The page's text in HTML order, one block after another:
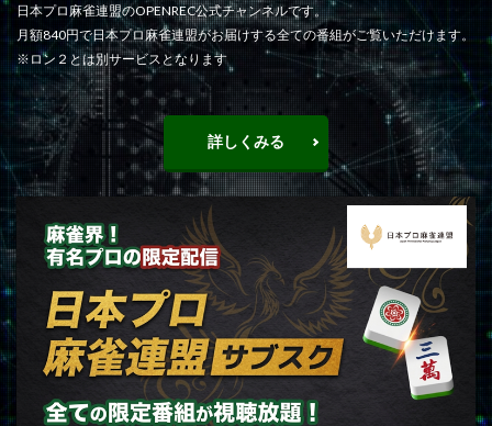
日本プロ麻雀連盟のOPENREC公式チャンネルです。
月額840円で日本プロ麻雀連盟がお届けする全ての番組がご覧いただけます。
※ロン２とは別サービスとなります
詳しくみる